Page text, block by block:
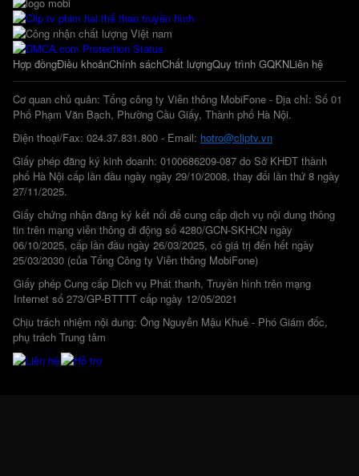
Hợp đồngĐiều khoảnChính sáchChất lượngQuy trình GQKNLiên hệ
Cơ quan chủ quản: Tổng công ty Viễn thông MobiFone - Địa chỉ: Số 01
Phố Phạm Văn Bạch, Phường Cầu Giấy, Thành phố Hà Nội.
Điện thoại/Fax: 024.37.831.800 - Email: hotro@cliptv.vn
Giấy phép đăng ký kinh doanh: 0100686209-087 do Sở KHĐT thành
phố Hà Nội cấp lần đầu ngày ngày 29/10/2008, thay đổi lần thứ 8 ngày
27/11/2025.
Giấy chứng nhận đăng ký kết nối để cung cấp dịch vụ nội dung thông
tin trên mạng viễn thông di động số 4280/GCN-SKHCN ngày
06/10/2025, cấp lần đầu ngày 26/03/2025, có giá trị đến hết ngày
25/03/2030 (của Tổng Công ty Viễn thông MobiFone)
Giấy phép Cung cấp Dịch vụ Phát thanh, Truyền hình trên mạng
Internet số 273/GP-BTTTT cấp ngày 12/05/2021
Chịu trách nhiệm nội dung: Ông Nguyễn Mậu Khuê - Phó Giám đốc,
phụ trách Trung tâm